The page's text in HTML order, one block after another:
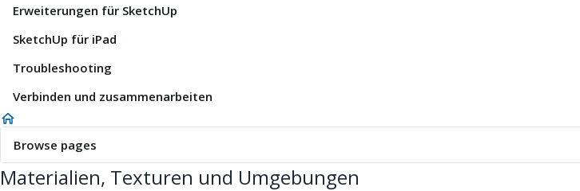
Erweiterungen für SketchUp
SketchUp für iPad
Troubleshooting
Verbinden und zusammenarbeiten
Browse pages
Materialien, Texturen und Umgebungen